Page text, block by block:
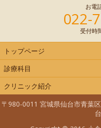
お電
022-
受付時
トップページ
診療科目
クリニック紹介
〒980-0011 宮城県仙台市青葉